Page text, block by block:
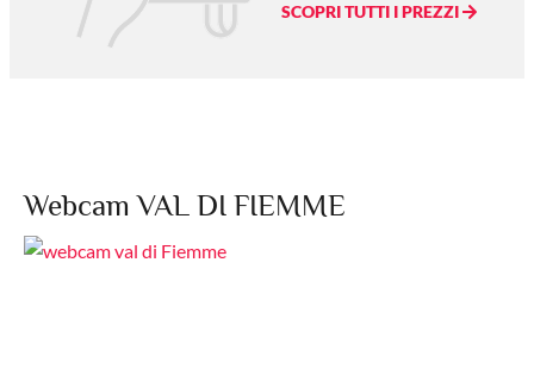
SCOPRI TUTTI I PREZZI
Webcam VAL DI FIEMME